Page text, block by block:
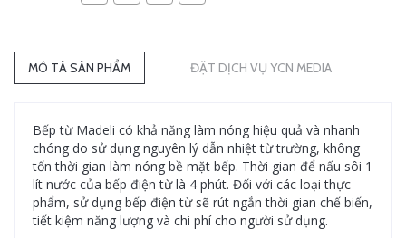
MÔ TẢ SẢN PHẨM ĐẶT DỊCH VỤ YCN MEDIA
Bếp từ Madeli có khả năng làm nóng hiệu quả và nhanh
chóng do sử dụng nguyên lý dẫn nhiệt từ trường, không
tốn thời gian làm nóng bề mặt bếp. Thời gian để nấu sôi 1
lít nước của bếp điện từ là 4 phút. Đối với các loại thực
phẩm, sử dụng bếp điện từ sẽ rút ngắn thời gian chế biến,
tiết kiệm năng lượng và chi phí cho người sử dụng.